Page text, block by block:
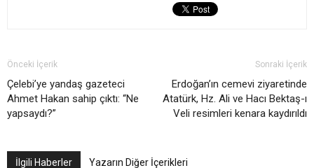
Önceki İçerik
Çelebi’ye yandaş gazeteci
Ahmet Hakan sahip çıktı: “Ne
yapsaydı?”
Sonraki İçerik
Erdoğan’ın cemevi ziyaretinde
Atatürk, Hz. Ali ve Hacı Bektaş-ı
Veli resimleri kenara kaydırıldı
İlgili Haberler Yazarın Diğer İçerikleri